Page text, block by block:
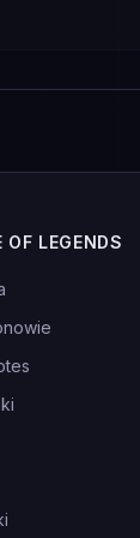
OF LEGENDS